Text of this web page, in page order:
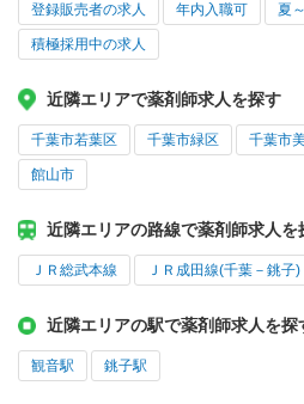
登録販売者の求人 年内入職可 夏
積極採用中の求人
近隣エリアで薬剤師求人を探す
千葉市若葉区 千葉市緑区 千葉市
館山市
近隣エリアの路線で薬剤師求人を
ＪＲ総武本線 ＪＲ成田線(千葉－銚子)
近隣エリアの駅で薬剤師求人を探
観音駅 銚子駅